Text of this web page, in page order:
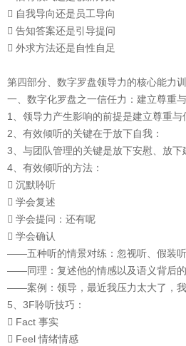
 自我导向还是员工导向
 告知答案还是引导提问
 外求方法还是自性自足
第四部分、数字罗盘领导力的核心能力
一、数字化罗盘之一信任力：建立尊重
1、领导力产生影响的前提是建立尊重与
2、有效倾听的关键在于放下自我：
3、与团队管理的关键是放下安慰、放下
4、有效倾听的方法：
 沉默聆听
 学会复述
 学会提问：还有呢
 学会确认
——五种听的情景对练：忽视听、假装
——同理：复述他的情感以及语义背后
——案例：领导，最近我压力太大了，我
5、3F聆听技巧：
 Fact 事实
 Feel 情绪情感